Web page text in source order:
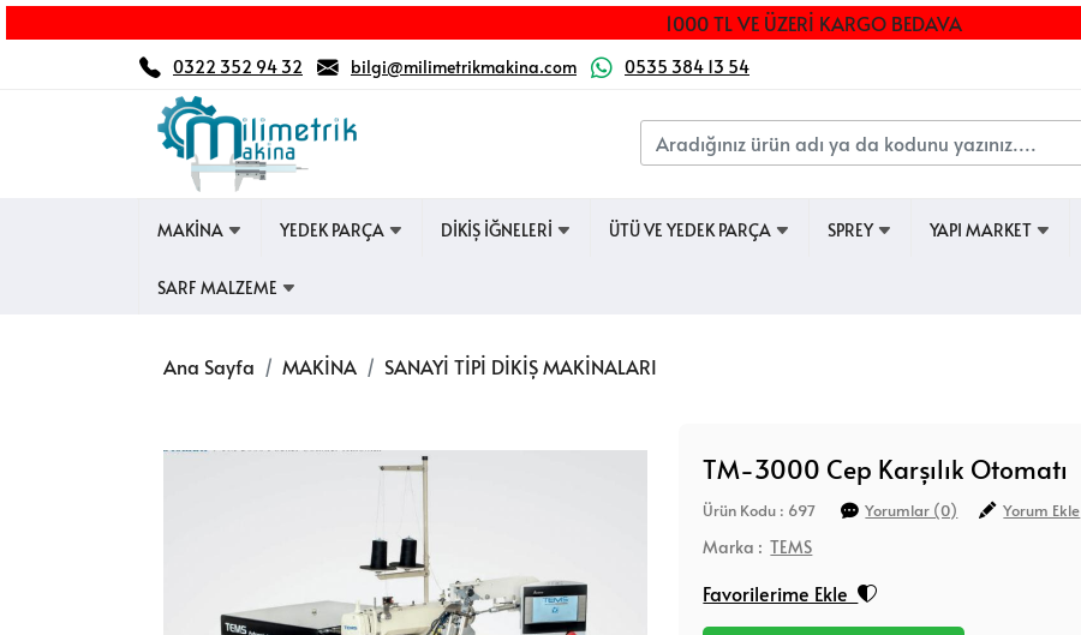
1000 TL VE ÜZERİ KARGO BEDAVA
0322 352 94 32 bilgi@milimetrikmakina.com 0535 384 13 54
MAKİNA YEDEK PARÇA DİKİŞ İĞNELERİ ÜTÜ VE YEDEK PARÇA SPREY YAPI MARKET
SARF MALZEME
Ana Sayfa MAKİNA SANAYİ TİPİ DİKİŞ MAKİNALARI
TM-3000 Cep Karşılık Otomatı
Ürün Kodu : 697 Yorumlar (0) Yorum Ekle
Marka :TEMS
Favorilerime Ekle